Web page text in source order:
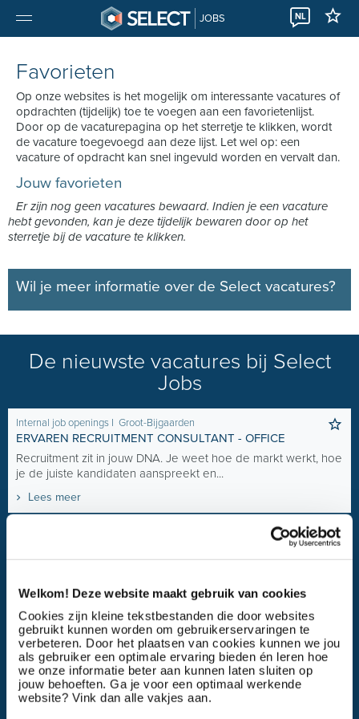
Welkom! Deze website maakt gebruik van cookies
Cookies zijn kleine tekstbestanden die door websites
gebruikt kunnen worden om gebruikerservaringen te
verbeteren. Door het plaatsen van cookies kunnen we jou
als gebruiker een optimale ervaring bieden én leren hoe
we onze informatie beter aan kunnen laten sluiten op
jouw behoeften. Ga je voor een optimaal werkende
website? Vink dan alle vakjes aan.
JOBS NL
Favorieten
Op onze websites is het mogelijk om interessante vacatures of
opdrachten (tijdelijk) toe te voegen aan een favorietenlijst.
Door op de vacaturepagina op het sterretje te klikken, wordt
de vacature toegevoegd aan deze lijst. Let wel op: een
vacature of opdracht kan snel ingevuld worden en vervalt dan.
Jouw favorieten
Er zijn nog geen vacatures bewaard. Indien je een vacature
hebt gevonden, kan je deze tijdelijk bewaren door op het
sterretje bij de vacature te klikken.
Wil je meer informatie over de Select vacatures?
De nieuwste vacatures bij Select
Jobs
Internal job openings I Groot-Bijgaarden
ERVAREN RECRUITMENT CONSULTANT - OFFICE
Recruitment zit in jouw DNA. Je weet hoe de markt werkt, hoe
je de juiste kandidaten aanspreekt en...
Lees meer
RECRUITMENT SPECIALIST KEY ACCOUNTS
talent en organisatie? Werk je graag met...
Lees meer
HR diensten, werving en selectieI Internal job openingsI
Groot-
Bijgaarden
RECRUITER ENGINEERING
In deze rol combineer je jouw passie voor techniek met jouw